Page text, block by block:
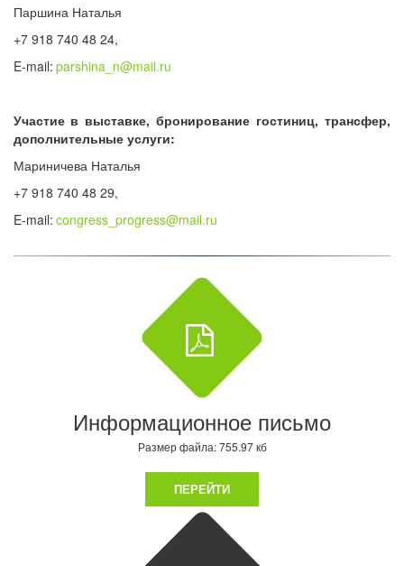
Паршина Наталья
+7 918 740 48 24,
E-mail:parshina_n@mail.ru
Участие в выставке, бронирование гостиниц, трансфер,
дополнительные услуги:
Мариничева Наталья
+7 918 740 48 29,
E-mail:congress_progress@mail.ru
Информационное письмо
Размер файла: 755.97 кб
ПЕРЕЙТИ